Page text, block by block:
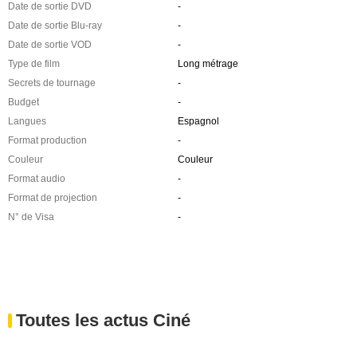
Date de sortie DVD
-
Date de sortie Blu-ray
-
Date de sortie VOD
-
Type de film
Long métrage
Secrets de tournage
-
Budget
-
Langues
Espagnol
Format production
-
Couleur
Couleur
Format audio
-
Format de projection
-
N° de Visa
-
Toutes les actus Ciné